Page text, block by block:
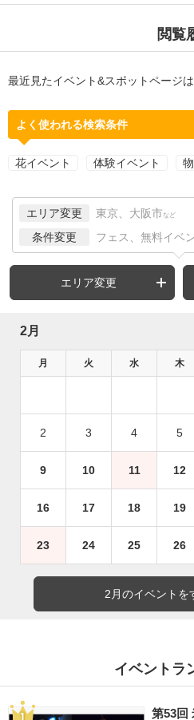
閲覧
最近見たイベント&スポットページは
よく使われる検索条件
花イベント 体験イベント
エリア変更 東京、大阪市 など
条件変更 フェス、無料イベ
エリア変更
2月
月 火 水 木
2 3 4 5
9 10 11 12
16 17 18 19
23 24 25 26
2月のイベントを
イベントラ
第53回